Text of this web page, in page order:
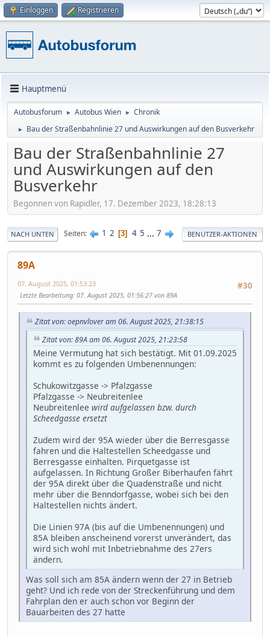
Einloggen Registrieren
Hauptmenü
Autobusforum ► Autobus Wien ► Chronik
► Bau der Straßenbahnlinie 27 und Auswirkungen auf den Busverkehr
Bau der Straßenbahnlinie 27
und Auswirkungen auf den
Busverkehr
Begonnen von Rapidler, 17. Dezember 2023, 18:28:13
NACH UNTEN Seiten 1 2 3 4 5 ... 7 BENUTZER-AKTIONEN
89A
#30
07. August 2025, 01:53:23
Letzte Bearbeitung: 07. August 2025, 01:56:27 von 89A
Zitat von: oepnvlover am 06. August 2025, 21:38:15
Zitat von: 89A am 06. August 2025, 21:23:58
Meine Vermutung hat sich bestätigt. Mit 01.09.2025
kommt es zu folgenden Umbenennungen:
Schukowitzgasse -> Pfalzgasse
Pfalzgasse -> Neubreitenlee
Neubreitenlee wird aufgelassen bzw. durch
Scheedgasse ersetzt
Zudem wird der 95A wieder über die Berresgasse
fahren und die Haltestellen Scheedgasse und
Berresgasse einhalten. Pirquetgasse ist
aufgelassen. In Richtung Großer Biberhaufen fährt
der 95A direkt über die Quadenstraße und nicht
mehr über die Benndorfgasse, wobei sich bei den
Haltestellen nichts ändert.
Die Linien 97A (bis auf die Umbenennungen) und
85A bleiben anscheinend vorerst unverändert, das
wird sich wohl mit Inbetriebnahme des 27ers
ändern.
Was soll sich am 85A ändern wenn der 27 in Betrieb
geht? Und ich rede von der Streckenführung und dem
Fahrplan den er auch schon vor Beginn der
Bauarbeiten des 27 hatte